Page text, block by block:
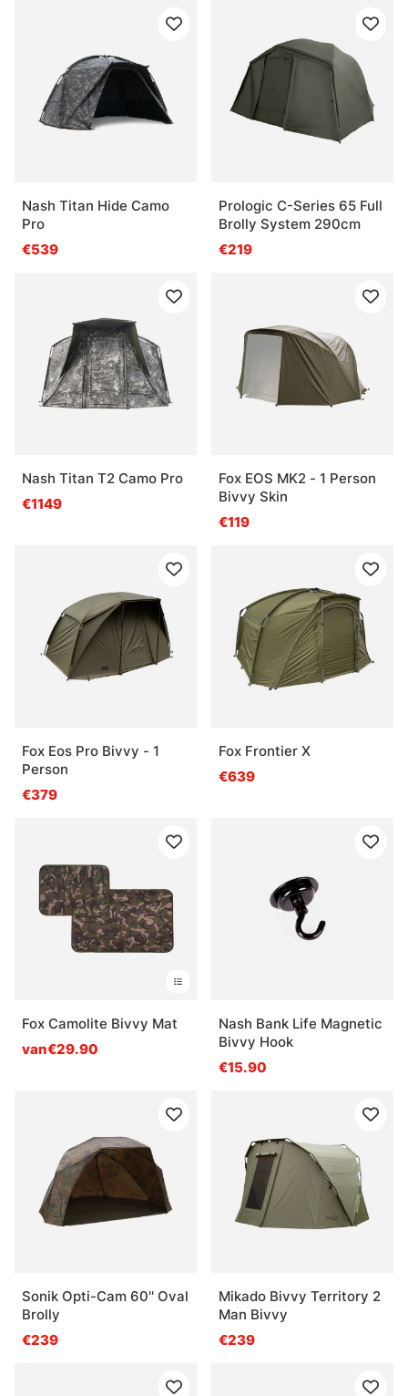
Nash Titan Hide Camo
Pro
€539
Prologic C-Series 65 Full
Brolly System 290cm
€219
Nash Titan T2 Camo Pro
€1149
Fox EOS MK2 - 1 Person
Bivvy Skin
€119
Fox Eos Pro Bivvy - 1
Person
€379
Fox Frontier X
€639
Fox Camolite Bivvy Mat
van€29.90
Nash Bank Life Magnetic
Bivvy Hook
€15.90
Sonik Opti-Cam 60'' Oval
Brolly
€239
Mikado Bivvy Territory 2
Man Bivvy
€239